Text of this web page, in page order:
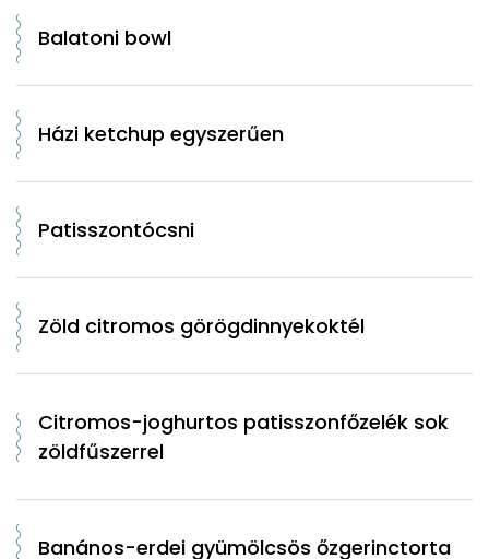
Balatoni bowl
Házi ketchup egyszerűen
Patisszontócsni
Zöld citromos görögdinnyekoktél
Citromos-joghurtos patisszonfőzelék sok
zöldfűszerrel
Banános-erdei gyümölcsös őzgerinctorta